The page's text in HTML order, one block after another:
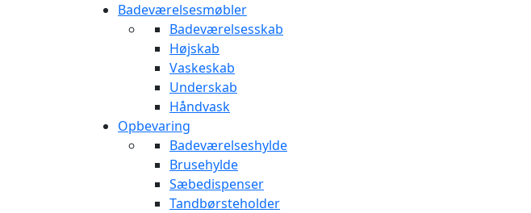
Badeværelsesmøbler
Badeværelsesskab
Højskab
Vaskeskab
Underskab
Håndvask
Opbevaring
Badeværelseshylde
Brusehylde
Sæbedispenser
Tandbørsteholder